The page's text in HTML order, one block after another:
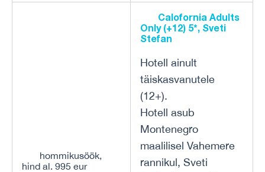
hommikusöök,
hind al. 995 eur
Calofornia Adults
Only (+12) 5*, Sveti
Stefan
Hotell ainult
täiskasvanutele
(12+).
Hotell asub
Montenegro
maalilisel Vahemere
rannikul, Sveti